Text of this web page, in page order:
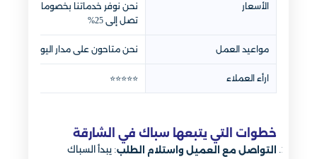
الأسعار
نحن نوفر خدماتنا بخصومات
تصل إلى 25%
مواعيد العمل نحن متاحون على مدار اليوم
ارأء العملاء ⭐⭐⭐⭐⭐
خطوات التي يتبعها سباك في الشارقة
التواصل مع العميل واستلام الطلب: يبدأ السباك